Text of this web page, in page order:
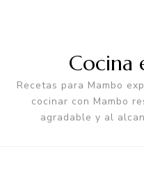
Cocina
Recetas para Mambo
cocinar con Mambo
agradable y al